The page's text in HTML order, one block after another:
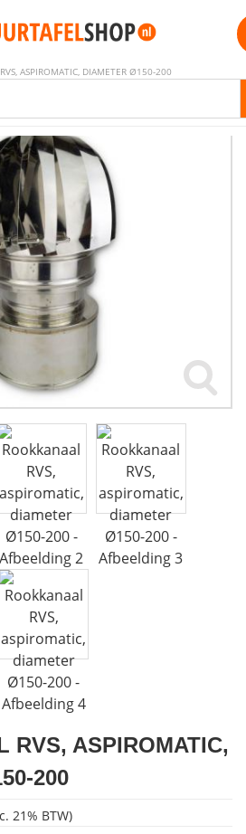
ASPIROMATIC, DIAMETER Ø150-200
RVS, ASPIROMATIC,
200
21% BTW)